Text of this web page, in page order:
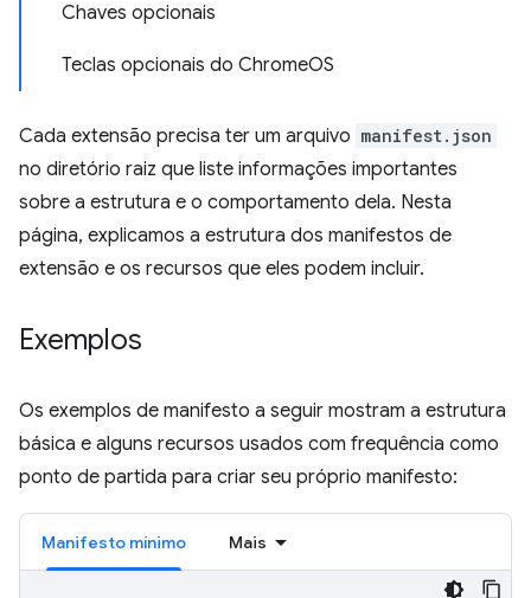
Chaves opcionais
Teclas opcionais do ChromeOS
Cada extensão precisa ter um arquivo manifest.json
no diretório raiz que liste informações importantes
sobre a estrutura e o comportamento dela. Nesta
página, explicamos a estrutura dos manifestos de
extensão e os recursos que eles podem incluir.
Exemplos
Os exemplos de manifesto a seguir mostram a estrutura
básica e alguns recursos usados com frequência como
ponto de partida para criar seu próprio manifesto:
Manifesto mínimo Mais